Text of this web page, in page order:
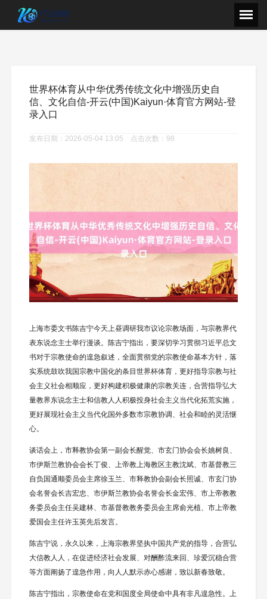
世界杯体育从中华优秀传统文化中增强历史自
信、文化自信-开云(中国)Kaiyun·体育官方网站-登
录入口
发布日期：2026-05-04 13:05 点击次数：98
上海市委文书陈吉宁今天上昼调研我市议论宗教场面，与宗教界代
表东说念主士举行漫谈。陈吉宁指出，要深切学习贯彻习近平总文
书对于宗教使命的遑急叙述，全面贯彻党的宗教使命基本方针，落
实系统鼓吹我国宗教中国化的条目世界杯体育，更好指导宗教与社
会主义社会相顺应，更好构建积极健康的宗教关连，合营指导弘大
量教界东说念主士和信教人人积极投身社会主义当代化拓荒实施，
更好展现社会主义当代化国外多数市宗教协调、社会和睦的灵活惬
心。
谈话会上，市释教协会第一副会长醒觉、市玄门协会会长姚树良、
市伊斯兰教协会会长丁俊、上帝教上海教区主教沈斌、市基督教三
自负国通顺委员会主席徐玉兰、市释教协会副会长照诚、市玄门协
会名誉会长吉宏忠、市伊斯兰教协会名誉会长金宏伟、市上帝教教
务委员会主任吴建林、市基督教教务委员会主席俞光植、市上帝教
爱国会主任许玉英先后发言。
陈吉宁说，永久以来，上海宗教界坚执中国共产党的指导，合营弘
大信教人人，在促进经济社会发展、对酬酢流来回、珍爱沉稳合营
等方面阐扬了遑急作用，向人人默示赤心感谢，致以新春致敬。
陈吉宁指出，宗教使命在党和国度全局使命中具有非凡遑急性。上